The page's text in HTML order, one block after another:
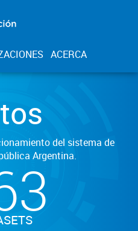
ACERCA
del sistema de
Argentina.